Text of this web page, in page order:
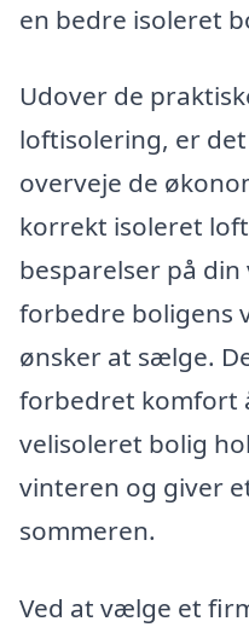
en bedre isoleret
Udover de
loftisolering, er
overveje de
korrekt isoleret
besparelser på
forbedre boligens
ønsker at sælge.
forbedret komfort
velisoleret bolig
vinteren og giver
sommeren.
Ved at vælge et